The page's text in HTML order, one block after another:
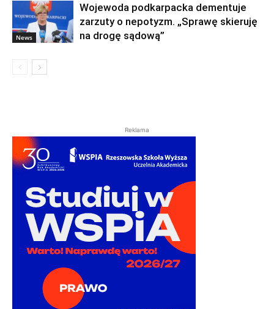
News
Wojewoda podkarpacka dementuje
zarzuty o nepotyzm. „Sprawę skieruję
na drogę sądową”
Reklama